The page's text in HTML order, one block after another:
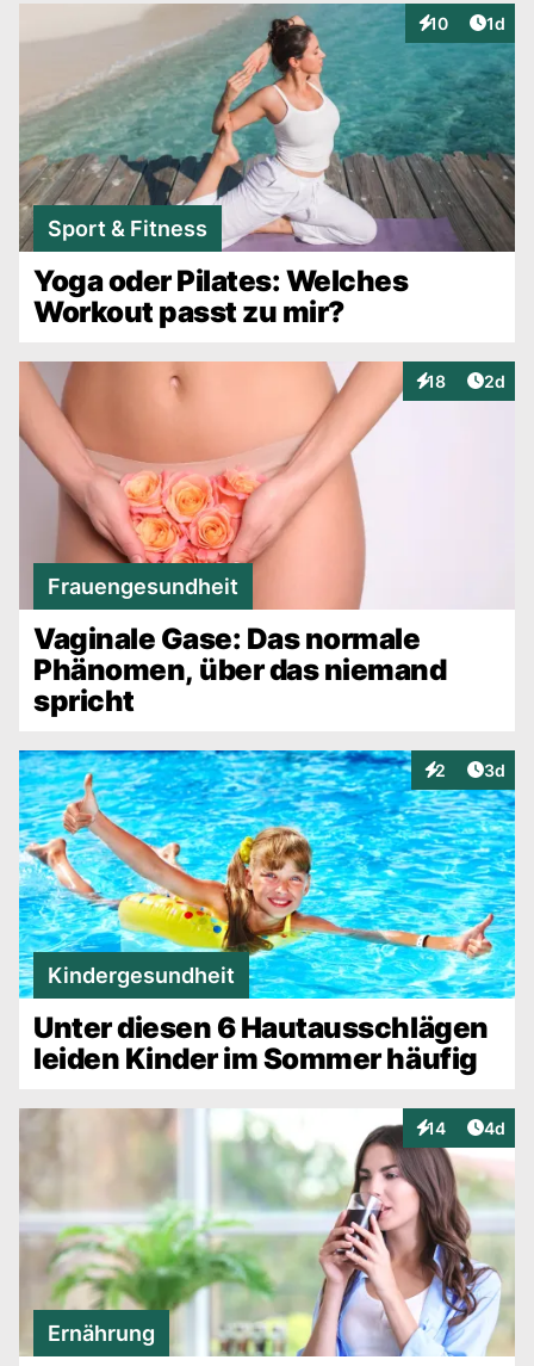
10
Interaktionen
1d
Sport & Fitness
Yoga oder Pilates: Welches
Workout passt zu mir?
18
Interaktionen
2d
Frauengesundheit
Vaginale Gase: Das normale
Phänomen, über das niemand
spricht
2
Interaktionen
3d
Kindergesundheit
Unter diesen 6 Hautausschlägen
leiden Kinder im Sommer häufig
14
Interaktionen
4d
Ernährung